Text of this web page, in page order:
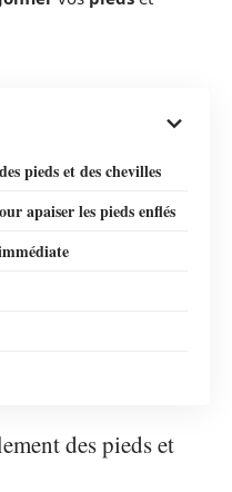
pieds et des chevilles
apaiser les pieds enflés
des pieds et